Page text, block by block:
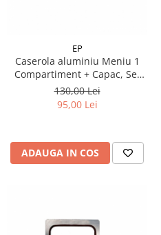
EP
Caserola aluminiu Meniu 1
Compartiment + Capac, Set
100 buc
130,00 Lei
95,00 Lei
ADAUGA IN COS